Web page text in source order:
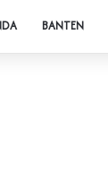
BANTEN